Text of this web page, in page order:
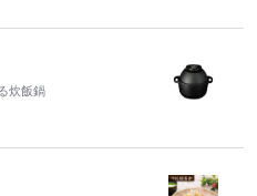
炊飯鍋